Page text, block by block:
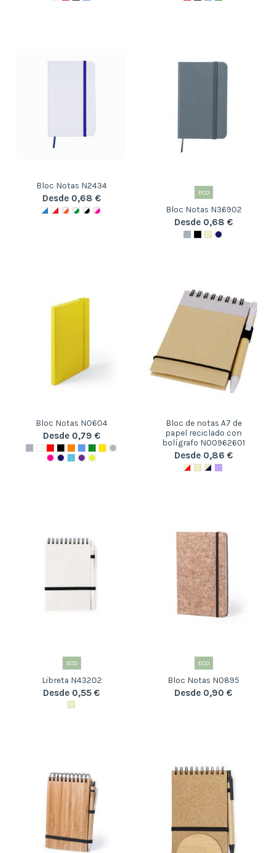
Bloc Notas N2434
Desde 0,68 €
ECO
Bloc Notas N36902
Desde 0,68 €
Bloc Notas N0604
Desde 0,79 €
Bloc de notas A7 de
papel reciclado con
bolígrafo N00962601
Desde 0,86 €
ECO
Libreta N43202
Desde 0,55 €
ECO
Bloc Notas N0895
Desde 0,90 €